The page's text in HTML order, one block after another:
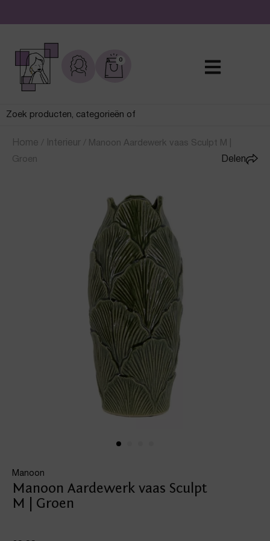
De leukste sieraden online en in de winkel
0
Home / Interieur / Manoon Aardewerk vaas Sculpt M |
Groen
Manoon
Manoon Aardewerk vaas Sculpt
M | Groen
Delen